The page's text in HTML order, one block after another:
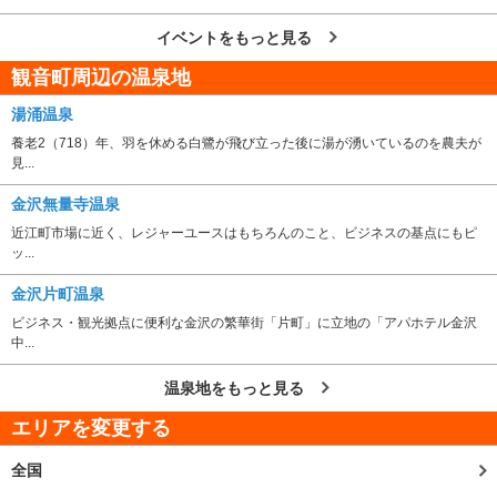
イベントをもっと見る
観音町周辺の温泉地
湯涌温泉
養老2（718）年、羽を休める白鷺が飛び立った後に湯が湧いているのを農夫が
見...
金沢無量寺温泉
近江町市場に近く、レジャーユースはもちろんのこと、ビジネスの基点にもピ
ッ...
金沢片町温泉
ビジネス・観光拠点に便利な金沢の繁華街「片町」に立地の「アパホテル金沢
中...
温泉地をもっと見る
エリアを変更する
全国